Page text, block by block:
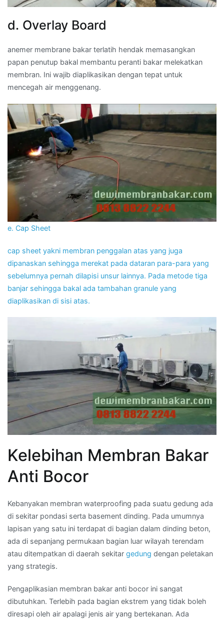
d. Overlay Board
anemer membrane bakar terlatih hendak memasangkan
papan penutup bakal membantu peranti bakar melekatkan
membran. Ini wajib diaplikasikan dengan tepat untuk
mencegah air menggenang.
e. Cap Sheet
cap sheet yakni membran penggalan atas yang juga
dipanaskan sehingga merekat pada dataran para-para yang
sebelumnya pernah dilapisi unsur lainnya. Pada metode tiga
banjar sehingga bakal ada tambahan granule yang
diaplikasikan di sisi atas.
Kelebihan Membran Bakar
Anti Bocor
Kebanyakan membran waterproofing pada suatu gedung ada
di sekitar pondasi serta basement dinding. Pada umumnya
lapisan yang satu ini terdapat di bagian dalam dinding beton,
ada di sepanjang permukaan bagian luar wilayah terendam
atau ditempatkan di daerah sekitar gedung dengan peletakan
yang strategis.
Pengaplikasian membran bakar anti bocor ini sangat
dibutuhkan. Terlebih pada bagian ekstrem yang tidak boleh
diresapi oleh air apalagi jenis air yang bertekanan. Ada